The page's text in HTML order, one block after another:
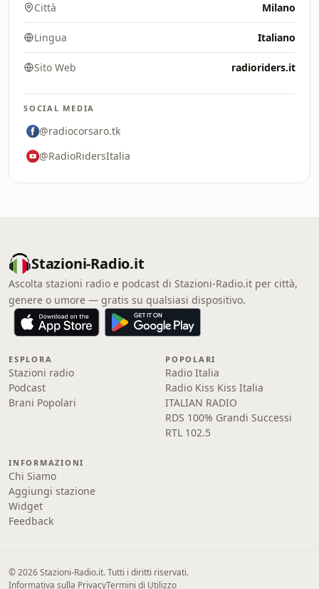
Città Milano
Lingua Italiano
Sito Web radioriders.it
SOCIAL MEDIA
@radiocorsaro.tk
@RadioRidersItalia
Stazioni-Radio.it
Ascolta stazioni radio e podcast di Stazioni-Radio.it per città,
genere o umore — gratis su qualsiasi dispositivo.
ESPLORA
Stazioni radio
Podcast
Brani Popolari
POPOLARI
Radio Italia
Radio Kiss Kiss Italia
ITALIAN RADIO
RDS 100% Grandi Successi
RTL 102.5
INFORMAZIONI
Chi Siamo
Aggiungi stazione
Widget
Feedback
© 2026 Stazioni-Radio.it. Tutti i diritti riservati.
Informativa sulla PrivacyTermini di Utilizzo